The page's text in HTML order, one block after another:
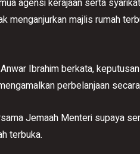
agensi kerajaan serta
menganjurkan majlis rumah
Ibrahim berkata,
perbelanjaan
Jemaah Menteri supaya
terbuka.